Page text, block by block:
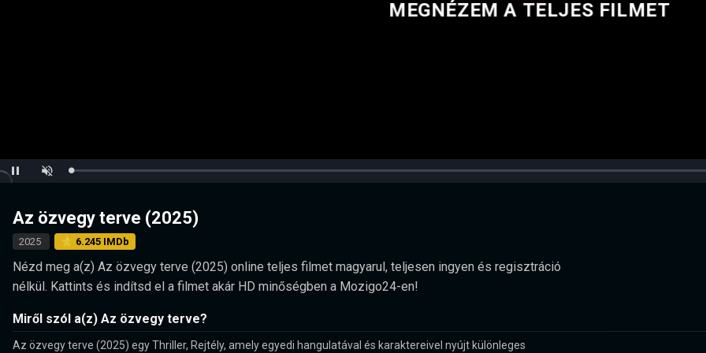
Pause UnmuteLoaded:
MEGNÉZEM A TELJES FILMET
Az özvegy terve (2025)
2025 ⭐ 6.245 IMDb
Nézd meg a(z) Az özvegy terve (2025) online teljes filmet magyarul, teljesen ingyen és regisztráció
nélkül. Kattints és indítsd el a filmet akár HD minőségben a Mozigo24-en!
Miről szól a(z) Az özvegy terve?
Az özvegy terve (2025) egy Thriller, Rejtély, amely egyedi hangulatával és karaktereivel nyújt különleges